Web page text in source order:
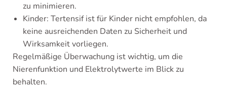
zu minimieren.
Kinder: Tertensif ist für Kinder nicht empfohlen, da
keine ausreichenden Daten zu Sicherheit und
Wirksamkeit vorliegen.
Regelmäßige Überwachung ist wichtig, um die
Nierenfunktion und Elektrolytwerte im Blick zu
behalten.